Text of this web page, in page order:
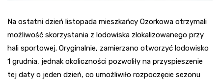
Na ostatni dzień listopada mieszkańcy Ozorkowa otrzymali
możliwość skorzystania z lodowiska zlokalizowanego przy
hali sportowej. Oryginalnie, zamierzano otworzyć lodowisko
1 grudnia, jednak okoliczności pozwoliły na przyspieszenie
tej daty o jeden dzień, co umożliwiło rozpoczęcie sezonu